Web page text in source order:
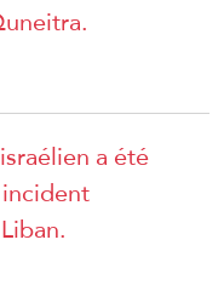
a été